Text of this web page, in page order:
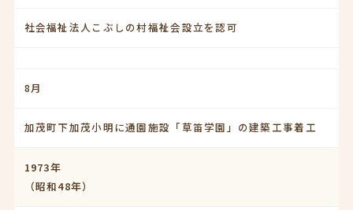
社会福祉法人こぶしの村福祉会設立を認可
8月
加茂町下加茂小明に通園施設「草笛学園」の建築工事着工
1973年
（昭和48年）